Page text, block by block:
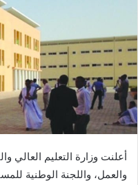
أعلنت وزارة التعليم العالي